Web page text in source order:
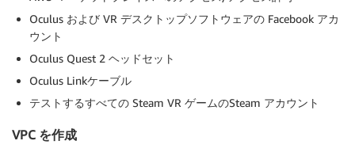
Oculus および VR デスクトップソフトウェアの Facebook アカ
ウント
Oculus Quest 2 ヘッドセット
Oculus Linkケーブル
テストするすべての Steam VR ゲームのSteam アカウント
VPC を作成